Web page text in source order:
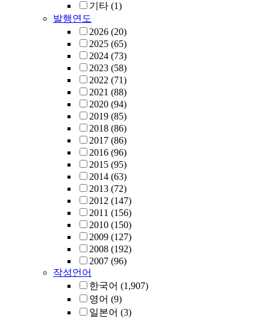
기타 (1)
발행연도
2026 (20)
2025 (65)
2024 (73)
2023 (58)
2022 (71)
2021 (88)
2020 (94)
2019 (85)
2018 (86)
2017 (86)
2016 (96)
2015 (95)
2014 (63)
2013 (72)
2012 (147)
2011 (156)
2010 (150)
2009 (127)
2008 (192)
2007 (96)
작성언어
한국어 (1,907)
영어 (9)
일본어 (3)